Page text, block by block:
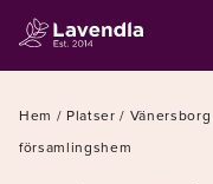
Hem / Platser / Vänersborg
församlingshem